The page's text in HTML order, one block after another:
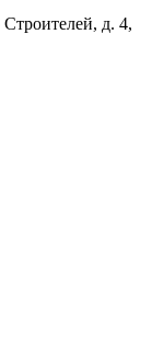
д. 4,